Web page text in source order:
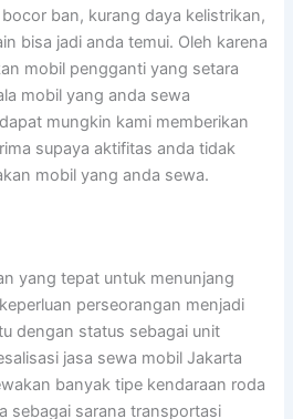
ban, kurang daya kelistrikan,
bisa jadi anda temui. Oleh karena
mobil pengganti yang setara
mobil yang anda sewa
mungkin kami memberikan
supaya aktifitas anda tidak
mobil yang anda sewa.
yang tepat untuk menunjang
perseorangan menjadi
dengan status sebagai unit
jasa sewa mobil Jakarta
banyak tipe kendaraan roda
sebagai sarana transportasi